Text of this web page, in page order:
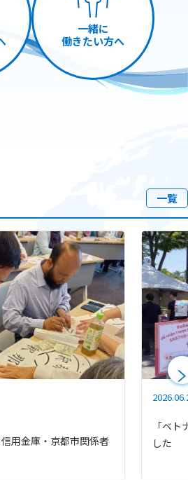
一緒に
働きたい方へ
一覧
信用金庫・京都市関係者
「ベ
した